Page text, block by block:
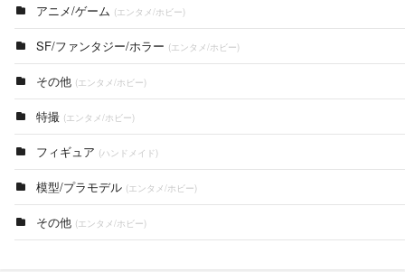
アニメ/ゲーム (エンタメ/ホビー)
SF/ファンタジー/ホラー (エンタメ/ホビー)
その他 (エンタメ/ホビー)
特撮 (エンタメ/ホビー)
フィギュア (ハンドメイド)
模型/プラモデル (エンタメ/ホビー)
その他 (エンタメ/ホビー)